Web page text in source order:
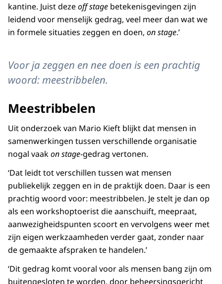
kantine. Juist dezeoff stage betekenisgevingen zijn
leidend voor menselijk gedrag, veel meer dan wat we
in formele situaties zeggen en doen, on stage.’
Voor ja zeggen en nee doen is een prachtig
woord: meestribbelen.
Meestribbelen
Uit onderzoek van Mario Kieft blijkt dat mensen in
samenwerkingen tussen verschillende organisatie
nogal vaakon stage-gedrag vertonen.
‘Dat leidt tot verschillen tussen wat mensen
publiekelijk zeggen en in de praktijk doen. Daar is een
prachtig woord voor: meestribbelen. Je stelt je dan op
als een workshoptoerist die aanschuift, meepraat,
aanwezigheidspunten scoort en vervolgens weer met
zijn eigen werkzaamheden verder gaat, zonder naar
de gemaakte afspraken te handelen.’
‘Dit gedrag komt vooral voor als mensen bang zijn om
buitengesloten te worden, door beheersingsgericht